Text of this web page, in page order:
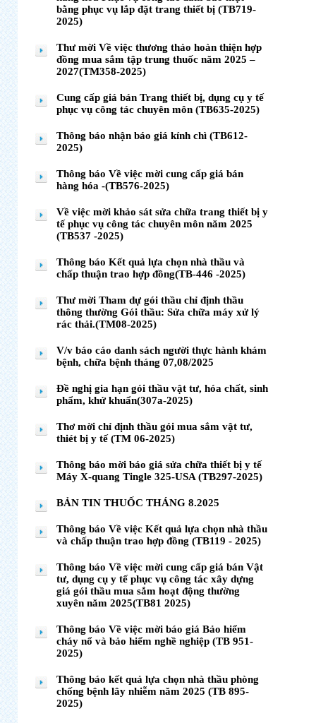
bằng phục vụ lắp đặt trang thiết bị (TB719-
2025)
Thư mời Về việc thương thảo hoàn thiện hợp
đồng mua sắm tập trung thuốc năm 2025 –
2027(TM358-2025)
Cung cấp giá bán Trang thiết bị, dụng cụ y tế
phục vụ công tác chuyên môn (TB635-2025)
Thông báo nhận báo giá kính chì (TB612-
2025)
Thông báo Về việc mời cung cấp giá bán
hàng hóa -(TB576-2025)
Về việc mời khảo sát sửa chữa trang thiết bị y
tế phục vụ công tác chuyên môn năm 2025
(TB537 -2025)
Thông báo Kết quả lựa chọn nhà thầu và
chấp thuận trao hợp đồng(TB-446 -2025)
Thư mời Tham dự gói thầu chỉ định thầu
thông thường Gói thầu: Sửa chữa máy xử lý
rác thải.(TM08-2025)
V/v báo cáo danh sách người thực hành khám
bệnh, chữa bệnh tháng 07,08/2025
Đề nghị gia hạn gói thầu vật tư, hóa chất, sinh
phẩm, khử khuẩn(307a-2025)
Thơ mời chỉ định thầu gói mua sắm vật tư,
thiét bị y tế (TM 06-2025)
Thông báo mời báo giá sửa chữa thiết bị y tế
Máy X-quang Tingle 325-USA (TB297-2025)
BẢN TIN THUỐC THÁNG 8.2025
Thông báo Về việc Kết quả lựa chọn nhà thầu
và chấp thuận trao hợp đồng (TB119 - 2025)
Thông báo Về việc mời cung cấp giá bán Vật
tư, dụng cụ y tế phục vụ công tác xây dựng
giá gói thầu mua sắm hoạt động thường
xuyên năm 2025(TB81 2025)
Thông báo Về việc mời báo giá Bảo hiểm
cháy nổ và bảo hiểm nghề nghiệp (TB 951-
2025)
Thông báo kết quả lựa chọn nhà thầu phòng
chống bệnh lây nhiễm năm 2025 (TB 895-
2025)